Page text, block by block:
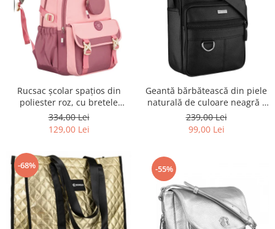
Rucsac școlar spațios din
poliester roz, cu bretele
reglabile - Peterson PTR-PTN
8610-1327 PINK
334,00 Lei
129,00 Lei
Geantă bărbătească din piele
naturală de culoare neagră -
Rovicky PTR-R-ST7-01-7571-
BLACK
239,00 Lei
99,00 Lei
-68% -55%